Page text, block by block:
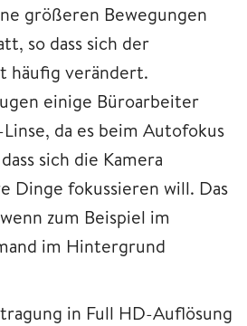
größeren Bewegungen
so dass sich der
häufig verändert.
einige Büroarbeiter
da es beim Autofokus
sich die Kamera
Dinge fokussieren will. Das
zum Beispiel im
im Hintergrund
in Full HD-Auflösung